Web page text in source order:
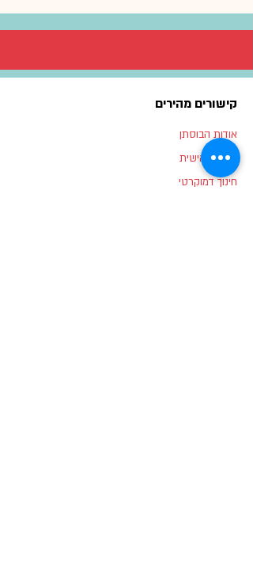
קישורים מהירים
אודות הבוסתן
תוכנית אישית
חינוך דמוקרטי